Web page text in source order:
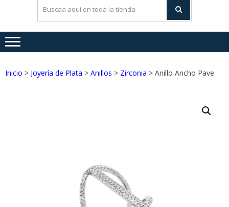
Inicio > Joyería de Plata > Anillos > Zirconia > Anillo Ancho Pave